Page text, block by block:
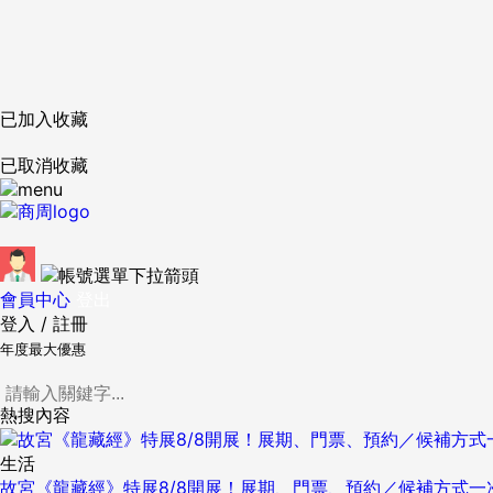
已加入收藏
已取消收藏
會員中心
登入 / 註冊
年度最大優惠
熱搜內容
生活
故宮《龍藏經》特展8/8開展！展期、門票、預約／候補方式一